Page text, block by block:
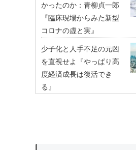
かったのか：青柳貞一郎
『臨床現場からみた新型
コロナの虚と実』
少子化と人手不足の元凶
を直視せよ『やっぱり高
度経済成長は復活でき
る』